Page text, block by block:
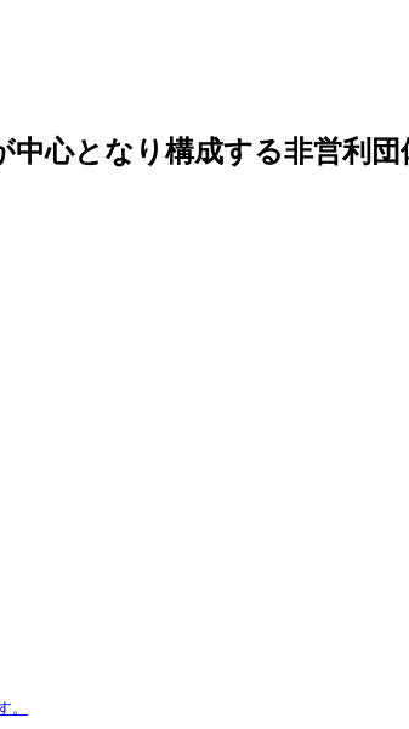
中心となり構成する非営利
。